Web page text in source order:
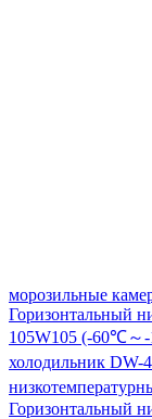
морозильные
Горизонтальный
105W105 (-60℃～
холодильник
Горизонтальный